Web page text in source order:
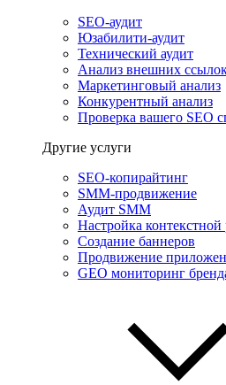
SEO-аудит
Юзабилити-аудит
Технический аудит
Анализ внешних
Маркетинговый анализ
Конкурентный анализ
Проверка вашего SEO
Другие услуги
SEO-копирайтинг
SMM-продвижение
Аудит SMM
Настройка
Создание баннеров
Продвижение
GEO мониторинг